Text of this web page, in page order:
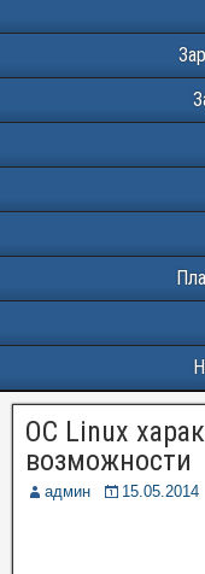
ОС Linux
возможности
админ 15.05.2014